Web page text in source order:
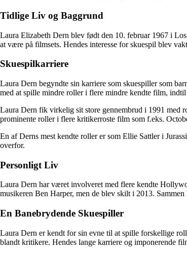
Tidlige Liv og Baggrund
Laura Elizabeth Dern blev født den 10. februar 1967 i
at være på filmsets. Hendes interesse for skuespil blev
Skuespilkarriere
Laura Dern begyndte sin karriere som skuespiller som
med at spille mindre roller i flere mindre kendte film,
Laura Dern fik virkelig sit store gennembrud i 1991 med
prominente roller i flere kritikerroste film som f.eks.
En af Derns mest kendte roller er som Ellie Sattler i
overfor.
Personligt Liv
Laura Dern har været involveret med flere kendte
musikeren Ben Harper, men de blev skilt i 2013. Sammen
En Banebrydende Skuespiller
Laura Dern er kendt for sin evne til at spille forskellige
blandt kritikere. Hendes lange karriere og imponerende